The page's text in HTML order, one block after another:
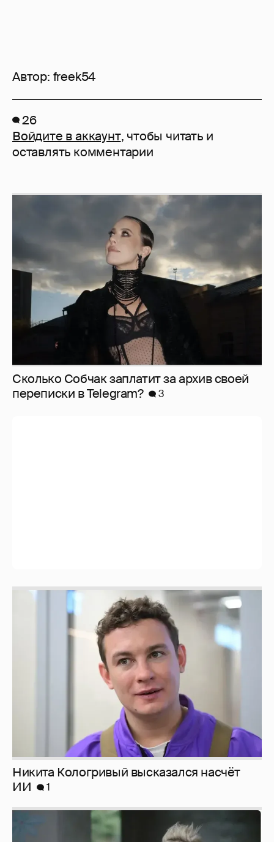
Автор: freek54
26
Войдите в аккаунт, чтобы читать и
оставлять комментарии
Сколько Собчак заплатит за архив своей
перeписки в Telegram?
3
Никита Кологривый высказался насчёт
ИИ
1